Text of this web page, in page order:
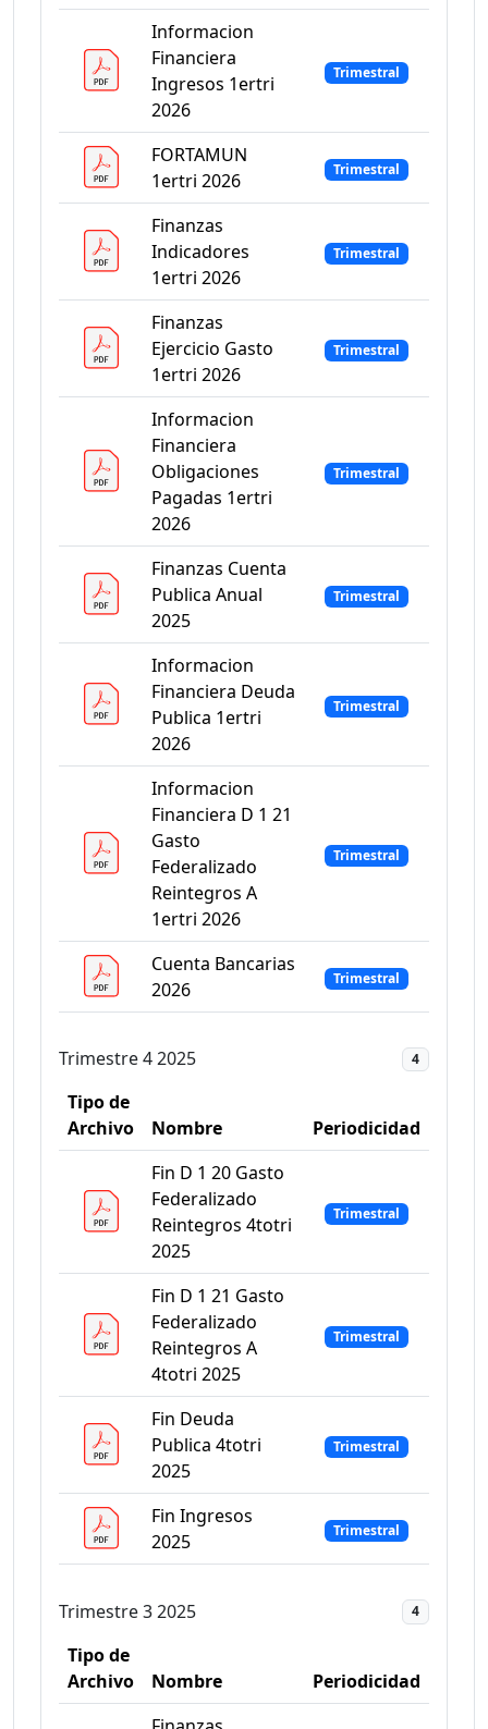
Informacion
Financiera
Ingresos 1ertri
2026
Trimestral
FORTAMUN
1ertri 2026
Trimestral
Finanzas
Indicadores
1ertri 2026
Trimestral
Finanzas
Ejercicio Gasto
1ertri 2026
Trimestral
Informacion
Financiera
Obligaciones
Pagadas 1ertri
2026
Trimestral
Finanzas Cuenta
Publica Anual
2025
Trimestral
Informacion
Financiera Deuda
Publica 1ertri
2026
Trimestral
Informacion
Financiera D 1 21
Gasto
Federalizado
Reintegros A
1ertri 2026
Trimestral
Cuenta Bancarias
2026
Trimestral
Trimestre 4 2025 4
Tipo de
Archivo
Nombre
Periodicidad
Fin D 1 20 Gasto
Federalizado
Reintegros 4totri
2025
Trimestral
Fin D 1 21 Gasto
Federalizado
Reintegros A
4totri 2025
Trimestral
Fin Deuda
Publica 4totri
2025
Trimestral
Fin Ingresos
2025
Trimestral
Trimestre 3 2025 4
Tipo de
Archivo
Nombre
Periodicidad